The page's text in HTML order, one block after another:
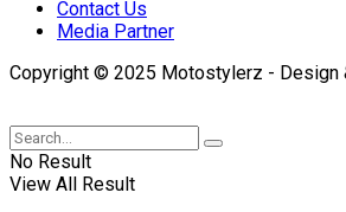
Contact Us
Media Partner
Copyright © 2025 Motostylerz - Design
No Result
View All Result